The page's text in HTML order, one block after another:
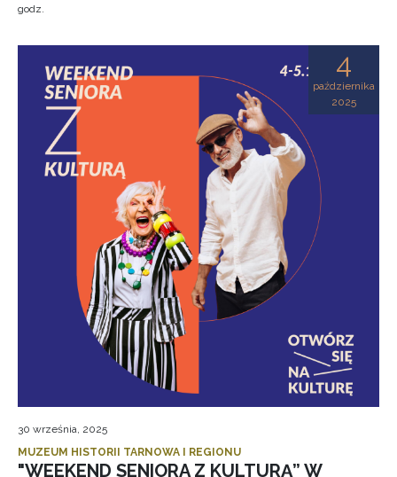
godz.
4
października
2025
30 września, 2025
MUZEUM HISTORII TARNOWA I REGIONU
"WEEKEND SENIORA Z KULTURĄ” W